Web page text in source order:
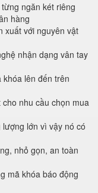
ngăn két riêng
hàng
xuất với nguyên vật
nhận dạng vân tay
lên đến trên
cho nhu cầu chọn mua
lượng lớn vì vậy nó có
nhỏ gọn, an toàn
mã khóa báo động